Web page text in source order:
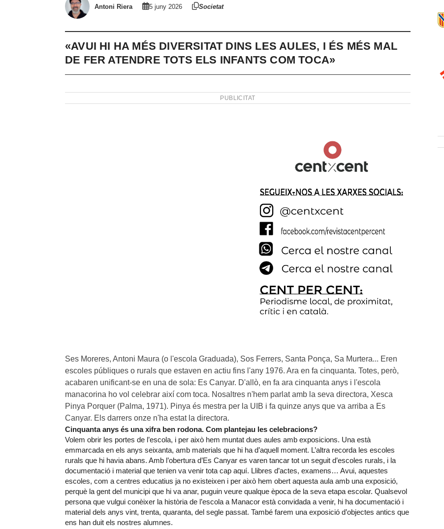
Antoni Riera 5 juny 2026 Societat
«AVUI HI HA MÉS DIVERSITAT DINS LES AULES, I ÉS MÉS MAL
DE FER ATENDRE TOTS ELS INFANTS COM TOCA»
PUBLICITAT
Ses Moreres, Antoni Maura (o l'escola Graduada), Sos Ferrers, Santa Ponça, Sa Murtera... Eren
escoles públiques o rurals que estaven en actiu fins l'any 1976. Ara en fa cinquanta. Totes, però,
acabaren unificant-se en una de sola: Es Canyar. D'allò, en fa ara cinquanta anys i l'escola
manacorina ho vol celebrar així com toca. Nosaltres n'hem parlat amb la seva directora, Xesca
Pinya Porquer (Palma, 1971). Pinya és mestra per la UIB i fa quinze anys que va arriba a Es
Canyar. Els darrers onze n'ha estat la directora.
Cinquanta anys és una xifra ben rodona. Com plantejau les celebracions?
Volem obrir les portes de l’escola, i per això hem muntat dues aules amb exposicions. Una està
emmarcada en els anys seixanta, amb materials que hi ha d’aquell moment. L’altra recorda les escoles
rurals que hi havia abans. Amb l’obertura d’Es Canyar es varen tancar tot un seguit d’escoles rurals, i la
documentació i material que tenien va venir tota cap aquí. Llibres d’actes, examens… Avui, aquestes
escoles, com a centres educatius ja no existeixen i per això hem obert aquesta aula amb una exposició,
perquè la gent del municipi que hi va anar, puguin veure qualque època de la seva etapa escolar. Qualsevol
persona que vulgui conèixer la història de l’escola a Manacor està convidada a venir, hi ha documentació i
material dels anys vint, trenta, quaranta, del segle passat. També farem una exposició d’objectes antics que
ens han duit els nostres alumnes.